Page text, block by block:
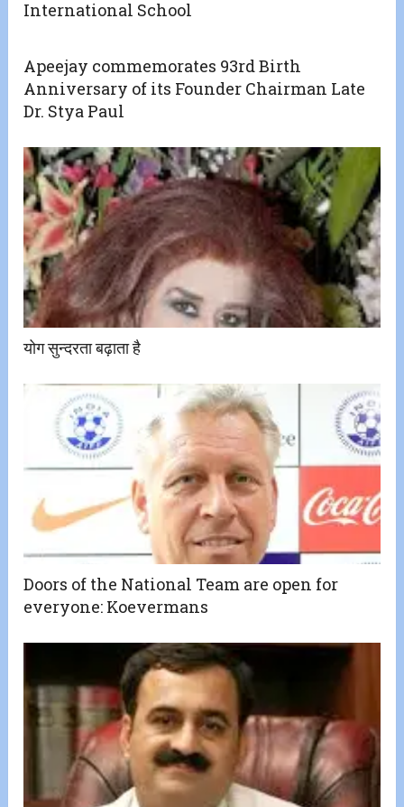
International School
Apeejay commemorates 93rd Birth
Anniversary of its Founder Chairman Late
Dr. Stya Paul
योग सुन्दरता बढ़ाता है
Doors of the National Team are open for
everyone: Koevermans